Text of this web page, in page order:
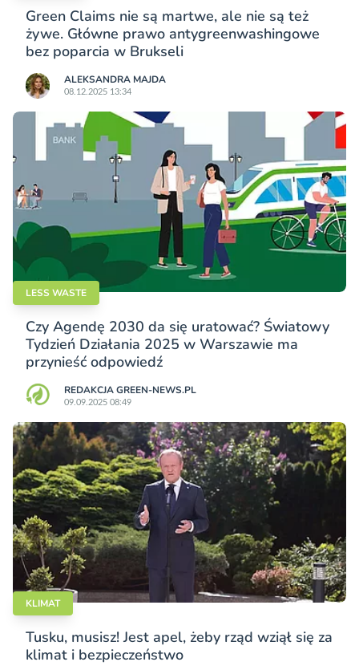
Green Claims nie są martwe, ale nie są też
żywe. Główne prawo antygreenwashingowe
bez poparcia w Brukseli
ALEKSANDRA MAJDA
08.12.2025 13:34
LESS WASTE
Czy Agendę 2030 da się uratować? Światowy
Tydzień Działania 2025 w Warszawie ma
przynieść odpowiedź
REDAKCJA GREEN-NEWS.PL
09.09.2025 08:49
KLIMAT
Tusku, musisz! Jest apel, żeby rząd wziął się za
klimat i bezpieczeństwo